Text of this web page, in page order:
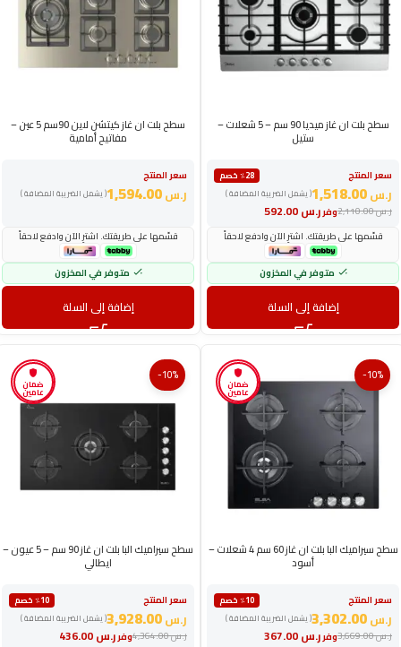
سطح بلت ان غاز ميديا 90 سم – 5 شعلات –
ستيل
سعر المنتج
٪28 خصم
( يشمل الضريبة المضافة )
ر.س
وفرر.س ر.س2,110.00
قسّمها على طريقتك. اشترِ الآن وادفع لاحقاً
متوفر في المخزون
إضافة إلى السلة
سطح بلت ان غاز ⁦كيتشن لاين 90سم 5 عين –
مفاتيح أمامية
سعر المنتج
( يشمل الضريبة المضافة ) ر.س
قسّمها على طريقتك. اشترِ الآن وادفع لاحقاً
متوفر في المخزون
إضافة إلى السلة
ضمان
عامين
-10%
سطح سيراميك البا بلت ان غاز 60 سم 4 شعلات –
أسود
سعر المنتج
٪10 خصم
( يشمل الضريبة المضافة )
ر.س
وفرر.س ر.س3,669.00
ضمان
عامين
-10%
سطح سيراميك البا بلت ان غاز 90 سم – 5 عيون –
ايطالي
سعر المنتج
٪10 خصم
( يشمل الضريبة المضافة )
ر.س
وفرر.س ر.س4,364.00